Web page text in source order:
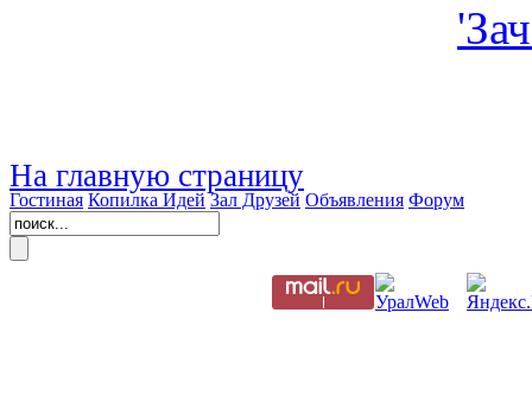
На главную страницу
Гостиная Копилка Идей Зал Друзей Объявления Форум